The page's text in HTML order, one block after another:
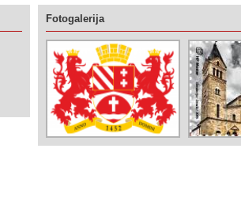
Fotogalerija